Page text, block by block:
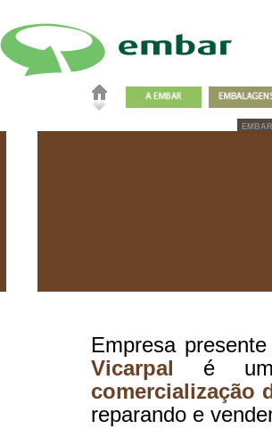
EMBAR
Empresa
Vicarpal é
comercialização
reparando e